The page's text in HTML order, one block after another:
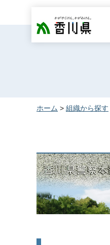
香川県
ホーム > 組織から探す